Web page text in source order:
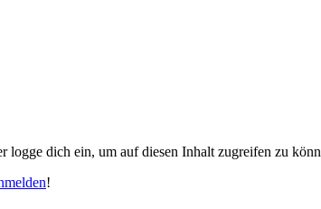
logge dich ein, um auf diesen Inhalt zugreifen zu
!